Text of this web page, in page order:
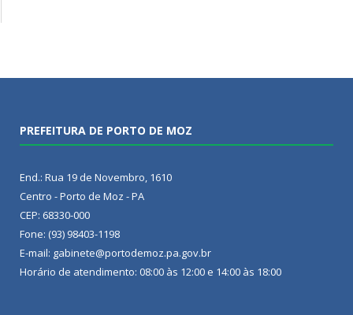
PREFEITURA DE PORTO DE MOZ
End.: Rua 19 de Novembro, 1610
Centro - Porto de Moz - PA
CEP: 68330-000
Fone: (93) 98403-1198
E-mail: gabinete@portodemoz.pa.gov.br
Horário de atendimento: 08:00 às 12:00 e 14:00 às 18:00